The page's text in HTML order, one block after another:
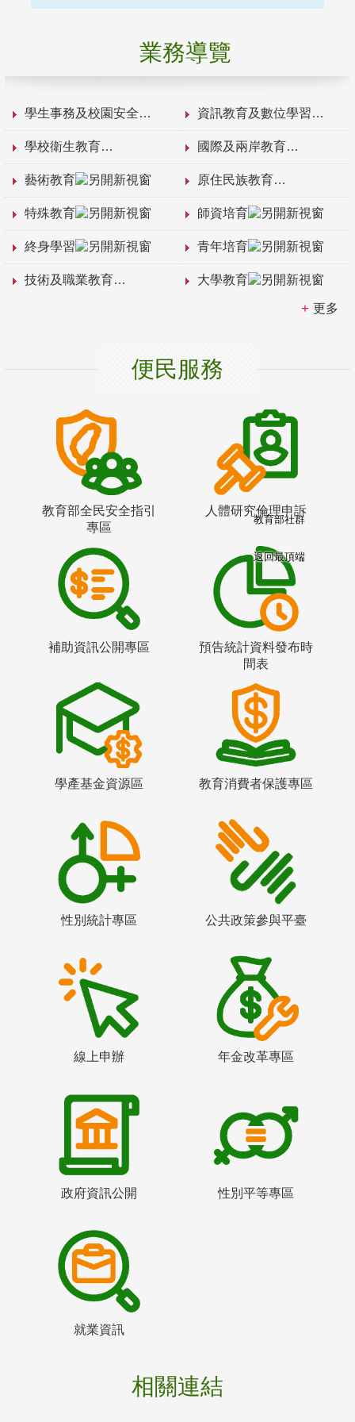
業務導覽
學生事務及校園安全 資訊教育及數位學習
學校衛生教育 國際及兩岸教育
藝術教育 原住民族教育
特殊教育 師資培育
終身學習 青年培育
技術及職業教育 大學教育
更多
便民服務
教育部全民安全指引
專區
人體研究倫理申訴
補助資訊公開專區
預告統計資料發布時
間表
學產基金資源區 教育消費者保護專區
性別統計專區 公共政策參與平臺
線上申辦 年金改革專區
政府資訊公開 性別平等專區
就業資訊
相關連結
教育部社群
返回最頂端